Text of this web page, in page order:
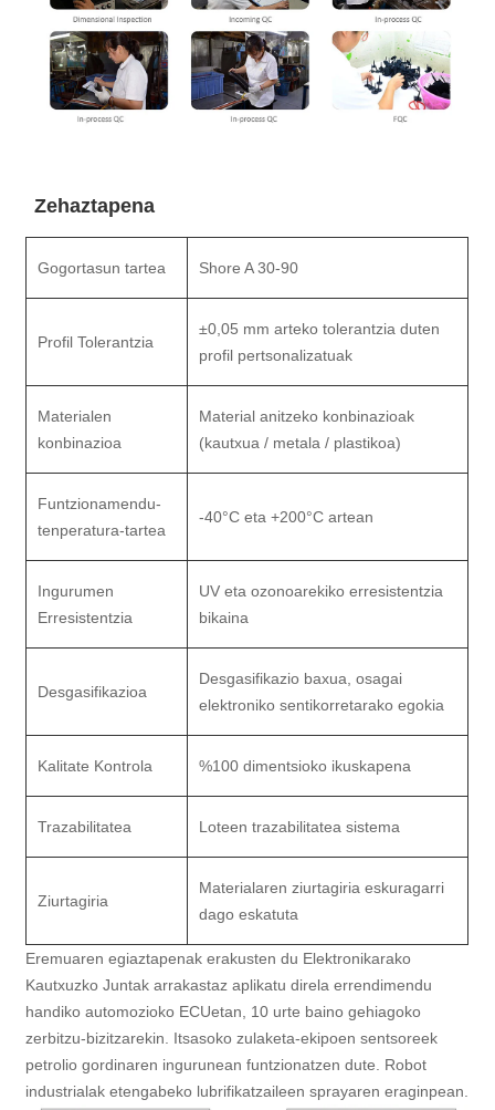
Zehaztapena
Gogortasun tartea Shore A 30-90
Profil Tolerantzia
±0,05 mm arteko tolerantzia duten
profil pertsonalizatuak
Materialen
konbinazioa
Material anitzeko konbinazioak
(kautxua / metala / plastikoa)
Funtzionamendu-
tenperatura-tartea
-40°C eta +200°C artean
Ingurumen
Erresistentzia
UV eta ozonoarekiko erresistentzia
bikaina
Desgasifikazioa
Desgasifikazio baxua, osagai
elektroniko sentikorretarako egokia
Kalitate Kontrola %100 dimentsioko ikuskapena
Trazabilitatea Loteen trazabilitatea sistema
Ziurtagiria
Materialaren ziurtagiria eskuragarri
dago eskatuta
Eremuaren egiaztapenak erakusten du Elektronikarako
Kautxuzko Juntak arrakastaz aplikatu direla errendimendu
handiko automozioko ECUetan, 10 urte baino gehiagoko
zerbitzu-bizitzarekin. Itsasoko zulaketa-ekipoen sentsoreek
petrolio gordinaren ingurunean funtzionatzen dute. Robot
industrialak etengabeko lubrifikatzaileen sprayaren eraginpean.